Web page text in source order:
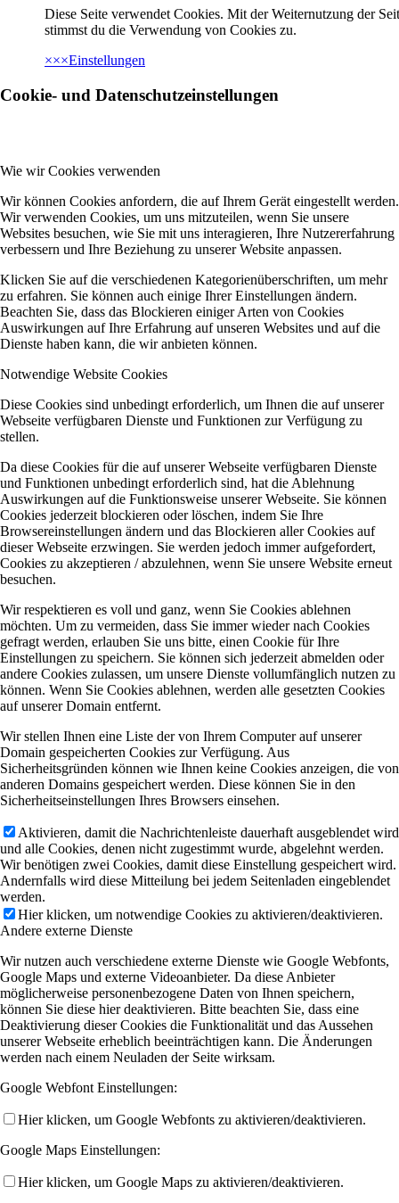
Diese Seite verwendet Cookies. Mit der Weiternutzung der
stimmst du die Verwendung von Cookies zu.
×××Einstellungen
Cookie- und Datenschutzeinstellungen
Wie wir Cookies verwenden
Wir können Cookies anfordern, die auf Ihrem Gerät eingestellt werden.
Wir verwenden Cookies, um uns mitzuteilen, wenn Sie unsere
Websites besuchen, wie Sie mit uns interagieren, Ihre Nutzererfahrung
verbessern und Ihre Beziehung zu unserer Website anpassen.
Klicken Sie auf die verschiedenen Kategorienüberschriften, um mehr
zu erfahren. Sie können auch einige Ihrer Einstellungen ändern.
Beachten Sie, dass das Blockieren einiger Arten von Cookies
Auswirkungen auf Ihre Erfahrung auf unseren Websites und auf die
Dienste haben kann, die wir anbieten können.
Notwendige Website Cookies
Diese Cookies sind unbedingt erforderlich, um Ihnen die auf unserer
Webseite verfügbaren Dienste und Funktionen zur Verfügung zu
stellen.
Da diese Cookies für die auf unserer Webseite verfügbaren Dienste
und Funktionen unbedingt erforderlich sind, hat die Ablehnung
Auswirkungen auf die Funktionsweise unserer Webseite. Sie können
Cookies jederzeit blockieren oder löschen, indem Sie Ihre
Browsereinstellungen ändern und das Blockieren aller Cookies auf
dieser Webseite erzwingen. Sie werden jedoch immer aufgefordert,
Cookies zu akzeptieren / abzulehnen, wenn Sie unsere Website erneut
besuchen.
Wir respektieren es voll und ganz, wenn Sie Cookies ablehnen
möchten. Um zu vermeiden, dass Sie immer wieder nach Cookies
gefragt werden, erlauben Sie uns bitte, einen Cookie für Ihre
Einstellungen zu speichern. Sie können sich jederzeit abmelden oder
andere Cookies zulassen, um unsere Dienste vollumfänglich nutzen zu
können. Wenn Sie Cookies ablehnen, werden alle gesetzten Cookies
auf unserer Domain entfernt.
Wir stellen Ihnen eine Liste der von Ihrem Computer auf unserer
Domain gespeicherten Cookies zur Verfügung. Aus
Sicherheitsgründen können wie Ihnen keine Cookies anzeigen, die von
anderen Domains gespeichert werden. Diese können Sie in den
Sicherheitseinstellungen Ihres Browsers einsehen.
Aktivieren, damit die Nachrichtenleiste dauerhaft ausgeblendet wird
und alle Cookies, denen nicht zugestimmt wurde, abgelehnt werden.
Wir benötigen zwei Cookies, damit diese Einstellung gespeichert wird.
Andernfalls wird diese Mitteilung bei jedem Seitenladen eingeblendet
werden.
Hier klicken, um notwendige Cookies zu aktivieren/deaktivieren.
Andere externe Dienste
Wir nutzen auch verschiedene externe Dienste wie Google Webfonts,
Google Maps und externe Videoanbieter. Da diese Anbieter
möglicherweise personenbezogene Daten von Ihnen speichern,
können Sie diese hier deaktivieren. Bitte beachten Sie, dass eine
Deaktivierung dieser Cookies die Funktionalität und das Aussehen
unserer Webseite erheblich beeinträchtigen kann. Die Änderungen
werden nach einem Neuladen der Seite wirksam.
Google Webfont Einstellungen:
Hier klicken, um Google Webfonts zu aktivieren/deaktivieren.
Google Maps Einstellungen:
Hier klicken, um Google Maps zu aktivieren/deaktivieren.